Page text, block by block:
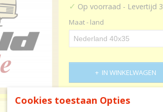
✓ Op voorraad - Levertijd
Maat - land
IN WINKELWAGEN
Specificaties
Cookies toestaan Opties